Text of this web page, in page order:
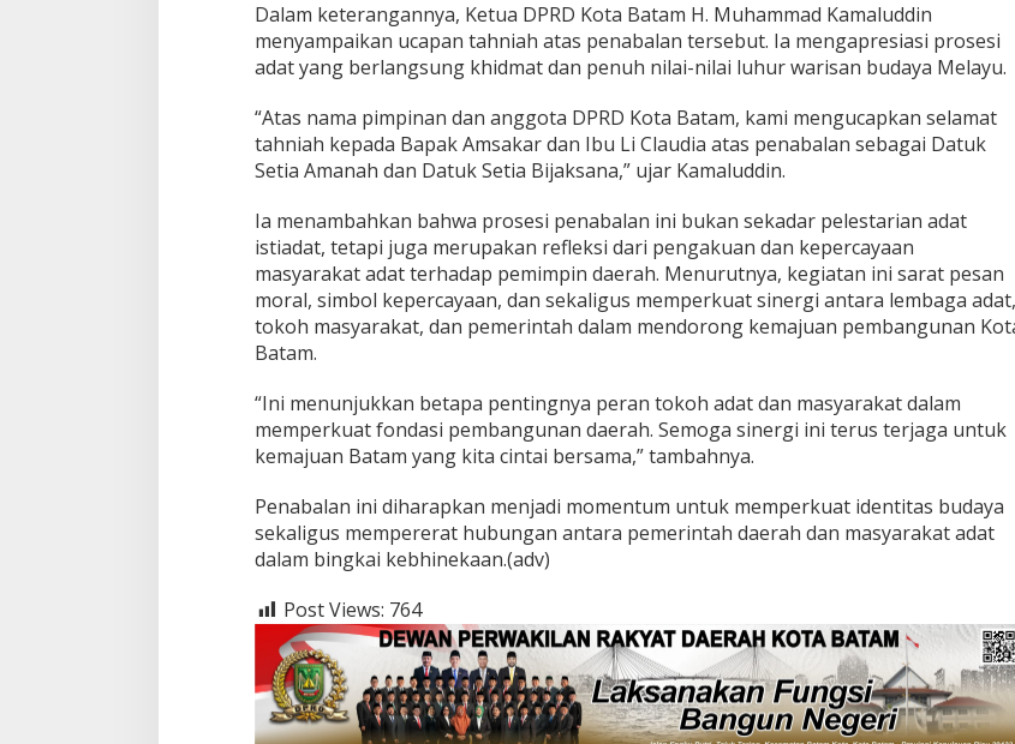
a
n
W
a
i
k
o
d
a
n
W
a
k
W
a
l
i
o
t
a
a
t
a
Dalam keterangannya, Ketua DPRD Kota Batam H. Muhammad Kamaluddin
menyampaikan ucapan tahniah atas penabalan tersebut. Ia mengapresiasi prosesi
adat yang berlangsung khidmat dan penuh nilai-nilai luhur warisan budaya Melayu.
“Atas nama pimpinan dan anggota DPRD Kota Batam, kami mengucapkan selamat
tahniah kepada Bapak Amsakar dan Ibu Li Claudia atas penabalan sebagai Datuk
Setia Amanah dan Datuk Setia Bijaksana,” ujar Kamaluddin.
Ia menambahkan bahwa prosesi penabalan ini bukan sekadar pelestarian adat
istiadat, tetapi juga merupakan refleksi dari pengakuan dan kepercayaan
masyarakat adat terhadap pemimpin daerah. Menurutnya, kegiatan ini sarat pesan
moral, simbol kepercayaan, dan sekaligus memperkuat sinergi antara lembaga adat,
tokoh masyarakat, dan pemerintah dalam mendorong kemajuan pembangunan
Batam.
“Ini menunjukkan betapa pentingnya peran tokoh adat dan masyarakat dalam
memperkuat fondasi pembangunan daerah. Semoga sinergi ini terus terjaga untuk
kemajuan Batam yang kita cintai bersama,” tambahnya.
Penabalan ini diharapkan menjadi momentum untuk memperkuat identitas budaya
sekaligus mempererat hubungan antara pemerintah daerah dan masyarakat adat
dalam bingkai kebhinekaan.(adv)
Post Views: 764